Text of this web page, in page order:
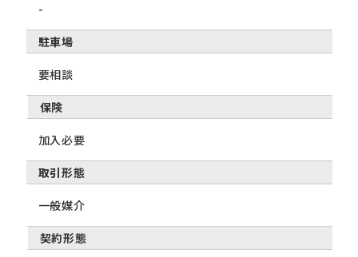
-
駐車場
要相談
保険
加入必要
取引形態
一般媒介
契約形態